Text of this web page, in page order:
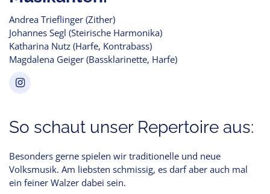
Andrea Trieflinger (Zither)
Johannes Segl (Steirische Harmonika)
Katharina Nutz (Harfe, Kontrabass)
Magdalena Geiger (Bassklarinette, Harfe)
So schaut unser Repertoire aus:
Besonders gerne spielen wir traditionelle und neue
Volksmusik. Am liebsten schmissig, es darf aber auch mal
ein feiner Walzer dabei sein.